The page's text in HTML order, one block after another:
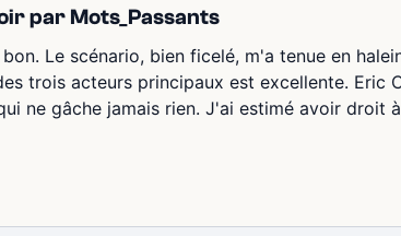
par Mots_Passants
Le scénario, bien ficelé, m'a tenue en
trois acteurs principaux est excellente. Eric
ne gâche jamais rien. J'ai estimé avoir droit